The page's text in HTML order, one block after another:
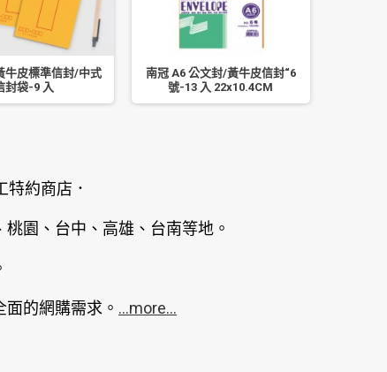
牛皮標準信封/中式
封袋-9 入
南冠 A6 公文封/黃牛皮信封“6
號-13 入 22x10.4CM
約商店．
園、台中、高雄、台南等地。
的網購需求。 ...more...